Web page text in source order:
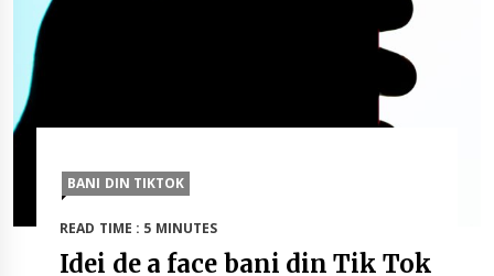
BANI DIN TIKTOK
READ TIME : 5 MINUTES
Idei de a face bani din Tik Tok